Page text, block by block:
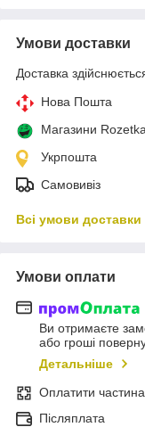
Умови доставки
Доставка
Нова Пошта
Магазини Rozetka
Укрпошта
Самовивіз
Всі умови доставки
Умови оплати
Ви отримаєте
або гроші
Детальніше
Оплатити
Післяплата